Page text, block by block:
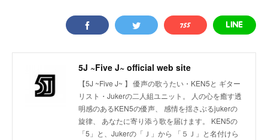
5J ~Five J~ official web site
【5J ~Five J~ 】 優声の歌うたい・KEN5と ギター
リスト・Jukerの二人組ユニット。 人の心を癒す透
明感のあるKEN5の優声、 感情を揺さぶるjukerの
旋律、 あなたに寄り添う歌を届けます。 KEN5の
「5」と、Jukerの「Ｊ」から 「５Ｊ」と名付けら